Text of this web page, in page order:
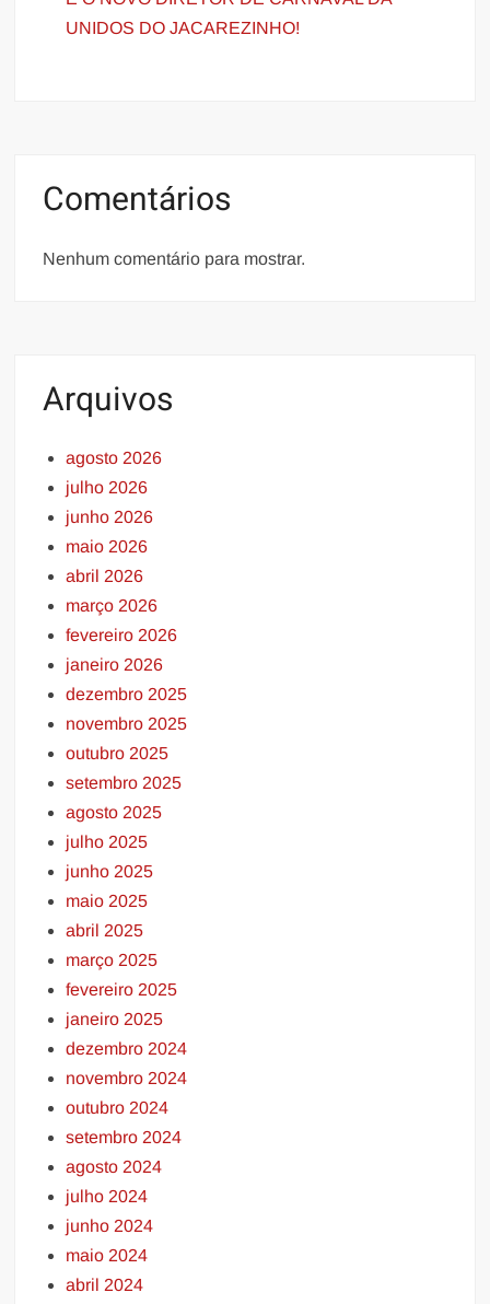
UNIDOS DO JACAREZINHO!
Comentários
Nenhum comentário para mostrar.
Arquivos
agosto 2026
julho 2026
junho 2026
maio 2026
abril 2026
março 2026
fevereiro 2026
janeiro 2026
dezembro 2025
novembro 2025
outubro 2025
setembro 2025
agosto 2025
julho 2025
junho 2025
maio 2025
abril 2025
março 2025
fevereiro 2025
janeiro 2025
dezembro 2024
novembro 2024
outubro 2024
setembro 2024
agosto 2024
julho 2024
junho 2024
maio 2024
abril 2024